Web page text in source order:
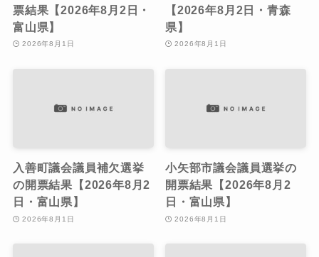
票結果【2026年8月2日・
富山県】
2026年8月1日
【2026年8月2日・青森
県】
2026年8月1日
入善町議会議員補欠選挙
の開票結果【2026年8月2
日・富山県】
2026年8月1日
小矢部市議会議員選挙の
開票結果【2026年8月2
日・富山県】
2026年8月1日